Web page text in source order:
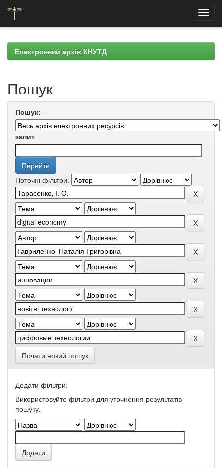
navigationЕлектронний архів КНУТД
Пошук
Пошук:
запит
Поточні фільтри:
Почати новий пошук
Додати фільтри:
Використовуйте фільтри для уточнення результатів
пошуку.